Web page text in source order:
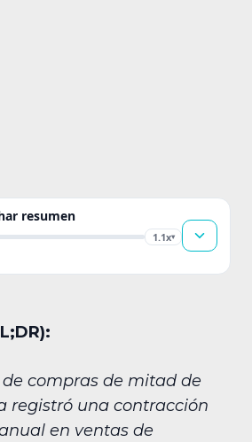
resumen
1.1x▾
compras de mitad de
registró una contracción
en ventas de